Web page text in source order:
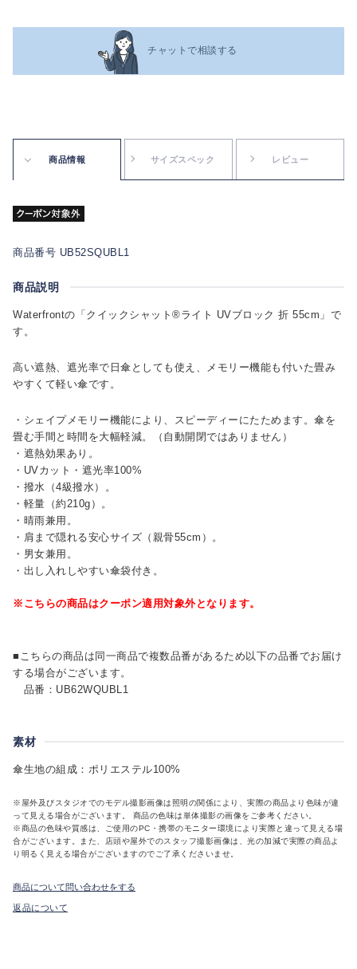
チャットで相談する
商品情報 サイズスペック レビュー
商品番号 UB52SQUBL1
商品説明
Waterfrontの「クイックシャット®ライト UVブロック 折 55cm」で
す。
高い遮熱、遮光率で日傘としても使え、メモリー機能も付いた畳み
やすくて軽い傘です。
・シェイプメモリー機能により、スピーディーにたためます。傘を
畳む手間と時間を大幅軽減。（自動開閉ではありません）
・遮熱効果あり。
・UVカット・遮光率100%
・撥水（4級撥水）。
・軽量（約210g）。
・晴雨兼用。
・肩まで隠れる安心サイズ（親骨55cm）。
・男女兼用。
・出し入れしやすい傘袋付き。
※こちらの商品はクーポン適用対象外となります。
■こちらの商品は同一商品で複数品番があるため以下の品番でお届け
する場合がございます。
品番：UB62WQUBL1
素材
傘生地の組成：ポリエステル100%
※屋外及びスタジオでのモデル撮影画像は照明の関係により、実際の商品より色味が違
って見える場合がございます。 商品の色味は単体撮影の画像をご参考ください。
※商品の色味や質感は、ご使用のPC・携帯のモニター環境により実際と違って見える場
合がございます。また、店頭や屋外でのスタッフ撮影画像は、光の加減で実際の商品よ
り明るく見える場合がございますのでご了承くださいませ。
商品について問い合わせをする
返品について